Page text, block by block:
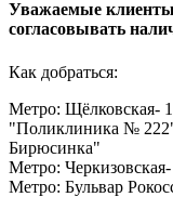
Уважаемые клиенты
согласовывать
Как добраться:
Метро: Щёлковская-
"Поликлиника № 222"
Бирюсинка"
Метро:
Метро: Бульвар